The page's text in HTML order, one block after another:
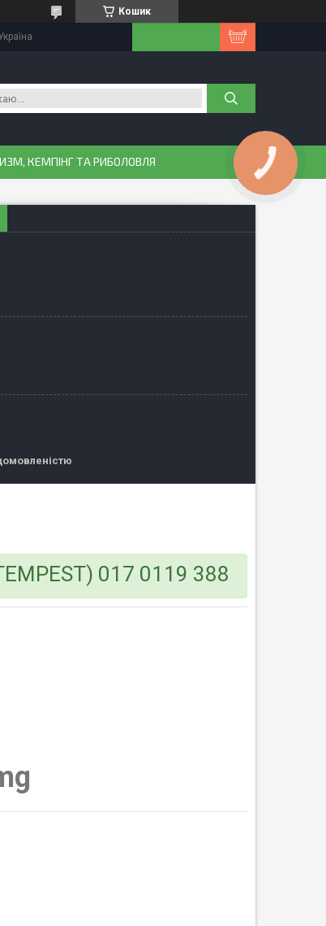
Кошик
КЕМПІНГ ТА РИБОЛОВЛЯ
017 0119 388
КНОПКА
ЗВ'ЯЗКУ